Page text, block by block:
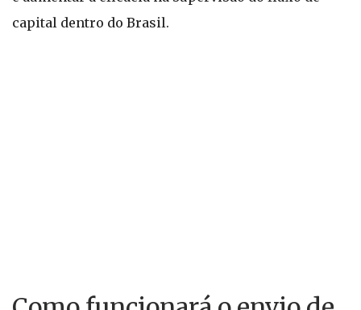
capital dentro do Brasil.